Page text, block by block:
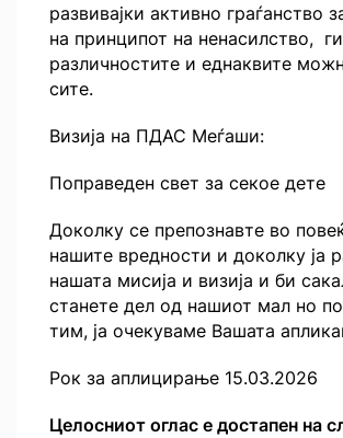
развивајки активно граѓанство
на принципот на ненасилство,
различностите и еднаквите
сите.
Визија на ПДАС Меѓаши:
Поправеден свет за секое дете
Доколку се препознавте во
нашите вредности и доколку ја
нашата мисија и визија и би
станете дел од нашиот мал но
тим, ја очекуваме Вашата
Рок за аплицирање 15.03.2026
Целосниот оглас е достапен на